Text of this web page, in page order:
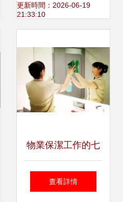
新的商鋪與寫字樓
更新時間：2026-06-19
21:33:10
物業保潔工作的七
大要點與高效保潔
查看詳情